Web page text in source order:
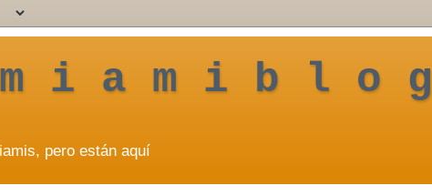
i a m i b l o g
pero están aquí